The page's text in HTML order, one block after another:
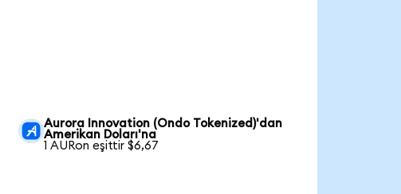
Aurora Innovation (Ondo Tokenized)'dan
Amerikan Doları'na
1 AURon eşittir $6,67